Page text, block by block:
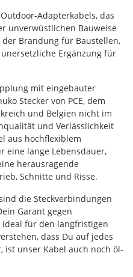
Adapterkabels, das
unverwüstlichen Bauweise
Brandung für Baustellen,
Ergänzung für
mit eingebauter
Stecker von PCE, dem
und Belgien nicht im
und Verlässlichkeit
aus hochflexiblem
eine lange Lebensdauer,
herausragende
Schnitte und Risse.
die Steckverbindungen
Garant gegen
ideal für den langfristigen
dass Du auf jedes
ist unser Kabel auch noch öl-